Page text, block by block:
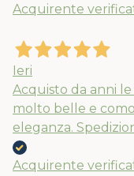
Acquirente
Ieri
Acquisto da anni
molto belle e
eleganza.
Acquirente
Nuovi